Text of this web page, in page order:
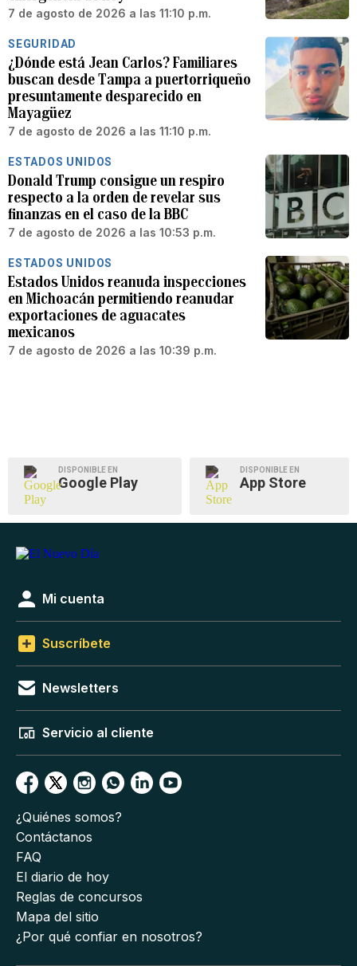
7 de agosto de 2026 a las 11:10 p.m.
SEGURIDAD
¿Dónde está Jean Carlos? Familiares
buscan desde Tampa a puertorriqueño
presuntamente desparecido en
Mayagüez
7 de agosto de 2026 a las 11:10 p.m.
ESTADOS UNIDOS
Donald Trump consigue un respiro
respecto a la orden de revelar sus
finanzas en el caso de la BBC
7 de agosto de 2026 a las 10:53 p.m.
ESTADOS UNIDOS
Estados Unidos reanuda inspecciones
en Michoacán permitiendo reanudar
exportaciones de aguacates
mexicanos
7 de agosto de 2026 a las 10:39 p.m.
DISPONIBLE EN
Google Play
DISPONIBLE EN
App Store
Mi cuenta
Suscríbete
Newsletters
Servicio al cliente
¿Quiénes somos?
Contáctanos
FAQ
El diario de hoy
Reglas de concursos
Mapa del sitio
¿Por qué confiar en nosotros?